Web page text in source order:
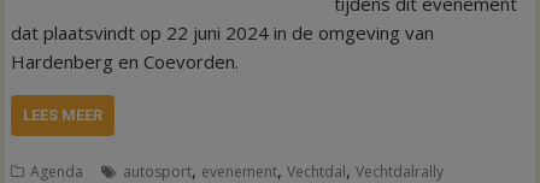
dat plaatsvindt op 22 juni 2024 in de omgeving van
Hardenberg en Coevorden.
LEES MEER
Agenda autosport, evenement,Vechtdal,Vechtdalrally